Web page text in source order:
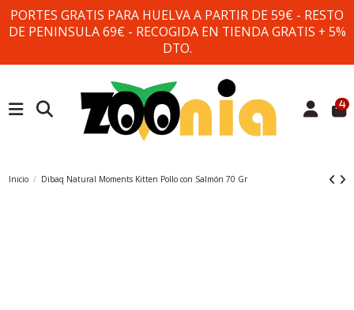
PORTES GRATIS PARA HUELVA A PARTIR DE 59€ - RESTO
DE PENINSULA 69€ - RECOGIDA EN TIENDA GRATIS + 5%
DTO.
4
Inicio Dibaq Natural Moments Kitten Pollo con Salmón 70 Gr